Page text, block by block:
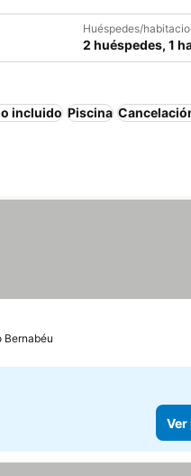
Huéspedes/
2 huéspedes, 1
incluido Piscina
Bernabéu
Ver